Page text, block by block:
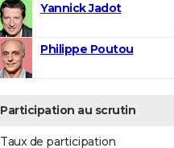
Yannick Jadot
Philippe Poutou
Participation au scrutin
Taux de participation